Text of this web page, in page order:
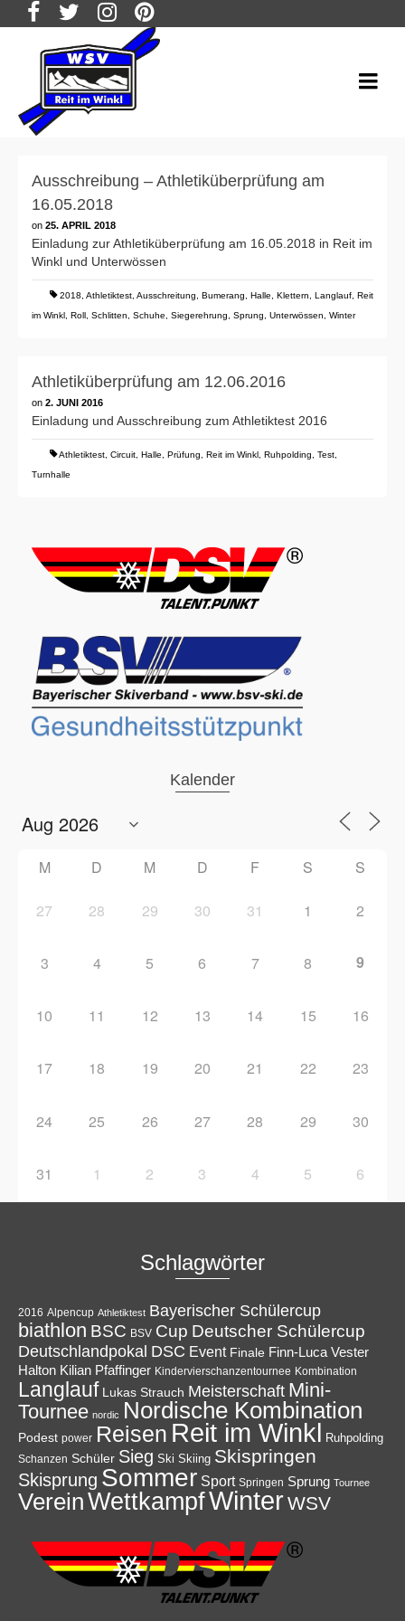
Ausschreibung – Athletiküberprüfung am
16.05.2018
on 25. APRIL 2018
Einladung zur Athletiküberprüfung am 16.05.2018 in Reit im
Winkl und Unterwössen
2018 Athletiktest Ausschreitung Bumerang Halle Klettern Langlauf Reit
im Winkl Roll Schlitten Schuhe Siegerehrung Sprung Unterwössen Winter
Athletiküberprüfung am 12.06.2016
on 2. JUNI 2016
Einladung und Ausschreibung zum Athletiktest 2016
Athletiktest Circuit Halle Prüfung Reit im Winkl Ruhpolding Test
Turnhalle
Kalender
M D M D F S S
27 28 29 30 31 1 2
3 4 5 6 7 8 9
10 11 12 13 14 15 16
17 18 19 20 21 22 23
24 25 26 27 28 29 30
31 1 2 3 4 5 6
Schlagwörter
2016 Alpencup Athletiktest Bayerischer Schülercup
biathlon BSC BSV Cup Deutscher Schülercup
Deutschlandpokal DSC Event Finale Finn-Luca Vester
Halton Kilian Pfaffinger Kindervierschanzentournee Kombination
Langlauf Lukas Strauch Meisterschaft Mini-
Tournee nordic Nordische Kombination
Podest power Reisen Reit im Winkl Ruhpolding
Schanzen Schüler Sieg Ski Skiing Skispringen
Skisprung Sommer Sport Springen Sprung Tournee
VereinWettkampfWinterWSV